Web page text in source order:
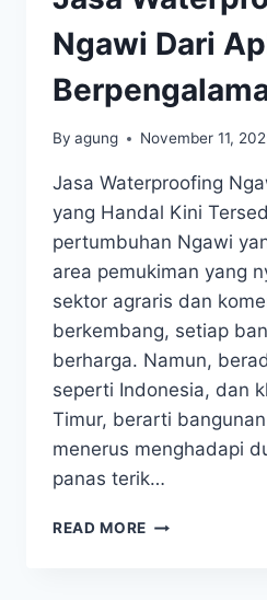
Ngawi Dari
By agung November 11,
Jasa Waterproofing
yang Handal Kini
pertumbuhan Ngawi
area pemukiman yang
sektor agraris dan
berkembang, setiap
berharga. Namun,
seperti Indonesia, dan
Timur, berarti
menerus menghadapi
panas terik…
READ MORE